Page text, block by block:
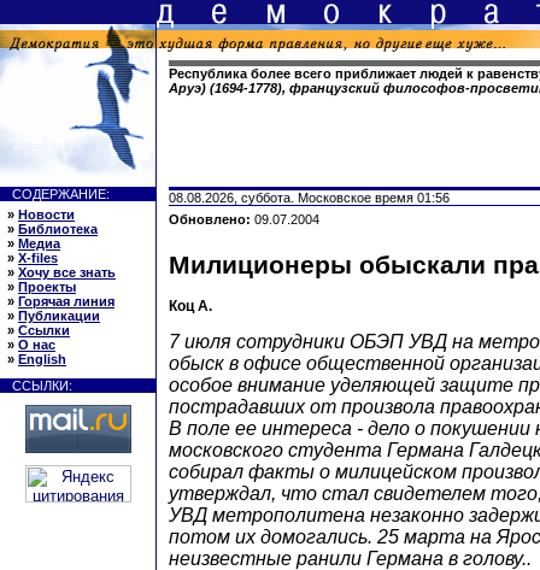
Республика более всего приближает людей к
Аруэ) (1694-1778), французский философов-
СОДЕРЖАНИЕ:
» Новости
» Библиотека
» Медиа
» X-files
» Хочу все знать
» Проекты
» Горячая линия
» Публикации
» Ссылки
» О нас
» English
ССЫЛКИ:
08.08.2026, суббота. Московское время 01:56
Обновлено: 09.07.2004
Милиционеры обыскали
Коц А.
7 июля сотрудники ОБЭП УВД на
обыск в офисе общественной
особое внимание уделяющей защите
пострадавших от произвола
В поле ее интереса - дело о покушении
московского студента Германа
собирал факты о милицейском
утверждал, что стал свидетелем
УВД метрополитена незаконно
потом их домогались. 25 марта на
неизвестные ранили Германа в голову..